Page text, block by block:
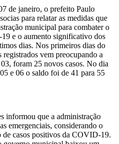
de janeiro, o prefeito Paulo
para relatar as medidas que
municipal para combater o
e o aumento significativo dos
dias. Nos primeiros dias do
vem preocupando a
foram 25 novos casos. No dia
e 06 o saldo foi de 41 para 55
informou que a administração
emergenciais, considerando o
casos positivos da COVID-19.